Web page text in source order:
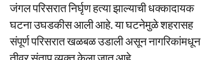
जंगल परिसरात निर्घृण हत्या झाल्याची धक्कादायक
घटना उघडकीस आली आहे. या घटनेमुळे शहरासह
संपूर्ण परिसरात खळबळ उडाली असून नागरिकांमधून